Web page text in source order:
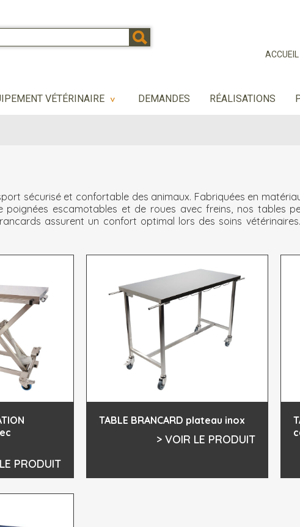
ACCUEIL
VÉTÉRINAIRE > DEMANDES RÉALISATIONS
sécurisé et confortable des animaux. Fabriquées en
poignées escamotables et de roues avec freins, nos tables
assurent un confort optimal lors des soins
PRODUIT
TABLE BRANCARD plateau inox
> VOIR LE PRODUIT